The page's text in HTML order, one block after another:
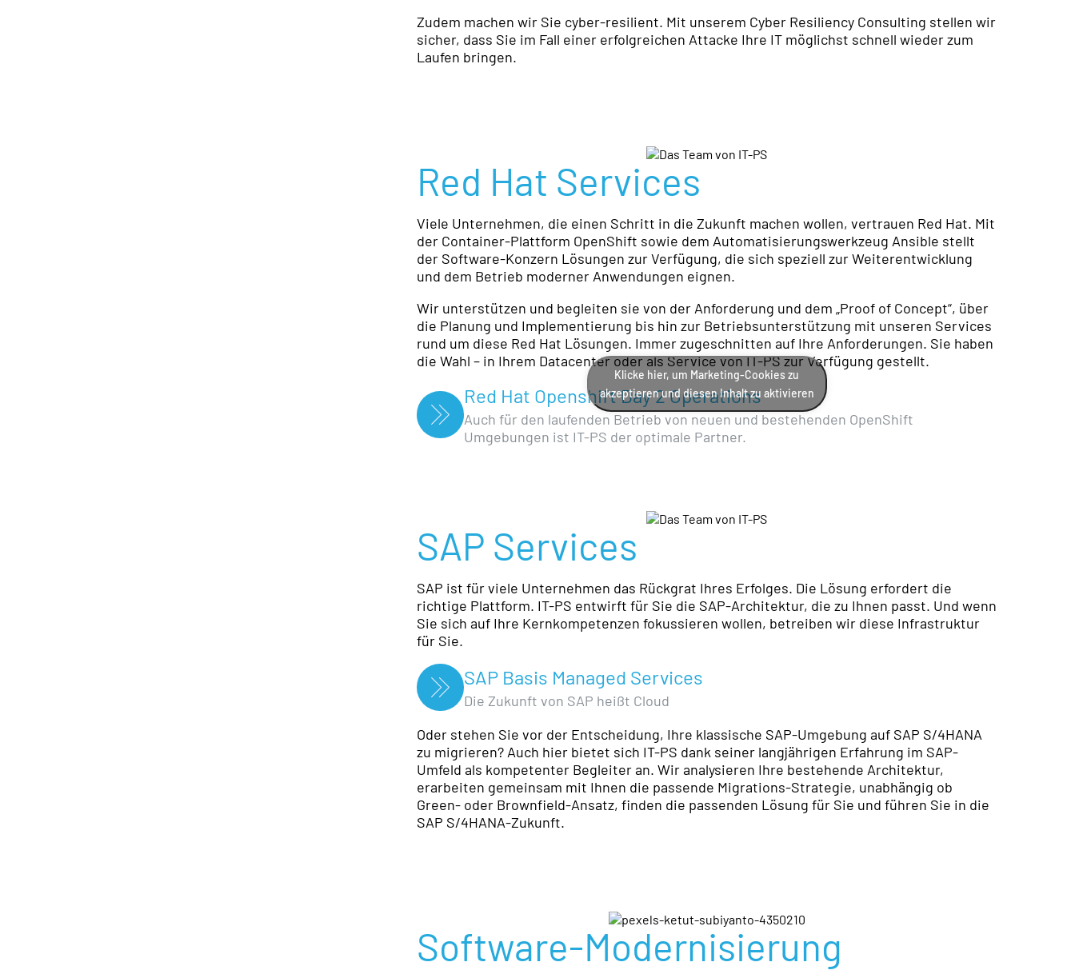
Zudem machen wir Sie cyber-resilient. Mit unserem Cyber Resiliency Consulting stellen wir
sicher, dass Sie im Fall einer erfolgreichen Attacke Ihre IT möglichst schnell wieder zum
Laufen bringen.
Red Hat Services
Viele Unternehmen, die einen Schritt in die Zukunft machen wollen, vertrauen Red Hat. Mit
der Container-Plattform OpenShift sowie dem Automatisierungswerkzeug Ansible stellt
der Software-Konzern Lösungen zur Verfügung, die sich speziell zur Weiterentwicklung
und dem Betrieb moderner Anwendungen eignen.
Wir unterstützen und begleiten sie von der Anforderung und dem „Proof of Concept“, über
die Planung und Implementierung bis hin zur Betriebsunterstützung mit unseren Services
rund um diese Red Hat Lösungen. Immer zugeschnitten auf Ihre Anforderungen. Sie haben
die Wahl – in Ihrem Datacenter oder als Service von IT-PS zur Verfügung gestellt.
Klicke hier, um Marketing-Cookies zu
akzeptieren und diesen Inhalt zu aktivieren
Red Hat Openshift Day 2 Operations
Auch für den laufenden Betrieb von neuen und bestehenden OpenShift
Umgebungen ist IT-PS der optimale Partner.
SAP Services
SAP ist für viele Unternehmen das Rückgrat Ihres Erfolges. Die Lösung erfordert die
richtige Plattform. IT-PS entwirft für Sie die SAP-Architektur, die zu Ihnen passt. Und wenn
Sie sich auf Ihre Kernkompetenzen fokussieren wollen, betreiben wir diese Infrastruktur
für Sie.
SAP Basis Managed Services
Die Zukunft von SAP heißt Cloud
Oder stehen Sie vor der Entscheidung, Ihre klassische SAP-Umgebung auf SAP S/4HANA
zu migrieren? Auch hier bietet sich IT-PS dank seiner langjährigen Erfahrung im SAP-
Umfeld als kompetenter Begleiter an. Wir analysieren Ihre bestehende Architektur,
erarbeiten gemeinsam mit Ihnen die passende Migrations-Strategie, unabhängig ob
Green- oder Brownfield-Ansatz, finden die passenden Lösung für Sie und führen Sie in die
SAP S/4HANA-Zukunft.
Software-Modernisierung